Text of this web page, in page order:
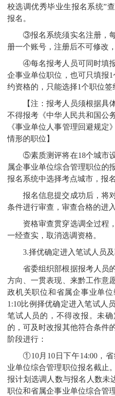
校选调优秀毕业生报名系统”
报名。
③报名系统须实名注册，
册一个账号，注册后不可修改
④每名报考人员可同时填
企事业单位职位，也可只填报
约资格的，只能选择1个职位签
【注：报考人员须根据具
不得报考《中华人民共和国公
《事业单位人事管理回避规定
情形的职位】
⑤素质测评将在18个城市
属企事业单位综合管理职位的
报名系统中选择考点城市，报
报名信息提交成功后，将
条件进行审查，审查合格的进
资格审查贯穿选调全过程
一经查实，取消选调资格。
3.择优确定进入笔试人员
省委组织部根据报考人员
方向、一贯表现、来黔工作意
政机关职位和省属企事业单
1:10比例择优确定进入笔试人
笔试人员的，不得改报。未
的，可及时改报其他符合条件
阶段进行：
①10月10日下午14:00，
业单位综合管理职位报名截止
报计划选调人数与报名人数未
职位和省属企事业单位综合管